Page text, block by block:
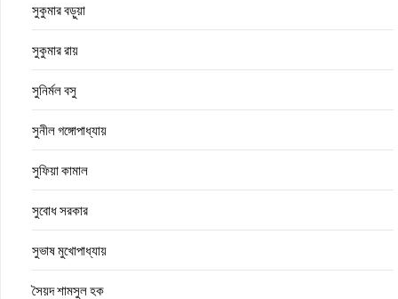
সুকুমার বড়ুয়া
সুকুমার রায়
সুনির্মল বসু
সুনীল গঙ্গোপাধ্যায়
সুফিয়া কামাল
সুবোধ সরকার
সুভাষ মুখোপাধ্যায়
সৈয়দ শামসুল হক